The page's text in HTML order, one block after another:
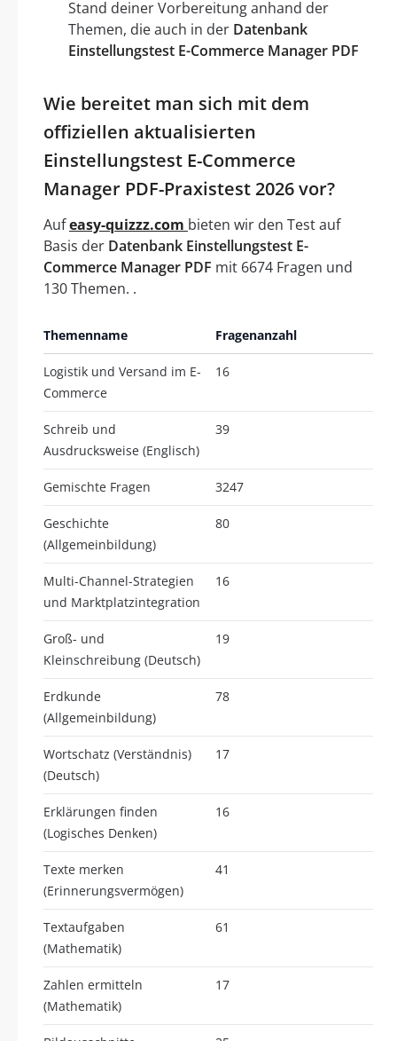
Stand deiner Vorbereitung anhand der
Themen, die auch in der Datenbank
Einstellungstest E-Commerce Manager PDF
Wie bereitet man sich mit dem
offiziellen aktualisierten
Einstellungstest E-Commerce
Manager PDF-Praxistest 2026 vor?
Aufeasy-quizzz.com bieten wir den Test auf
Basis der Datenbank Einstellungstest E-
Commerce Manager PDF mit 6674 Fragen und
130 Themen. .
Themenname Fragenanzahl
Logistik und Versand im E-
Commerce
16
Schreib und
Ausdrucksweise (Englisch)
39
Gemischte Fragen 3247
Geschichte
(Allgemeinbildung)
80
Multi-Channel-Strategien
und Marktplatzintegration
16
Groß- und
Kleinschreibung (Deutsch)
19
Erdkunde
(Allgemeinbildung)
78
Wortschatz (Verständnis)
(Deutsch)
17
Erklärungen finden
(Logisches Denken)
16
Texte merken
(Erinnerungsvermögen)
41
Textaufgaben
(Mathematik)
61
Zahlen ermitteln
(Mathematik)
17